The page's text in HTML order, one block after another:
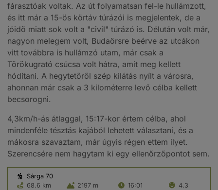
fárasztóak voltak. Az út folyamatsan fel-le hullámzott,
és itt már a 15-ös körtáv túrázói is megjelentek, de a
jóidő miatt sok volt a "civil" túrázó is. Délután volt már,
nagyon melegem volt, Budaörsre beérve az utcákon
vitt továbbra is hullámzó utam, már csak a
Törökugrató csúcsa volt hátra, amit meg kellett
hódítani. A hegytetőről szép kilátás nyílt a városra,
ahonnan már csak a 3 kilométerre levő célba kellett
becsorogni.
4,3km/h-ás átlaggal, 15:17-kor értem célba, ahol
mindenféle tésztás kajából lehetett választani, és a
mákosra szavaztam, már úgyis régen ettem ilyet.
Szerencsére nem hagytam ki egy ellenőrzőpontot sem.
Sárga 70
68.6 km
2197 m 16:01
4.3